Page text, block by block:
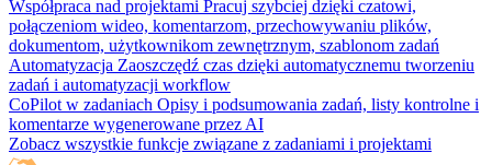
Współpraca nad projektami Pracuj szybciej dzięki czatowi,
połączeniom wideo, komentarzom, przechowywaniu plików,
dokumentom, użytkownikom zewnętrznym, szablonom zadań
Automatyzacja Zaoszczędź czas dzięki automatycznemu tworzeniu
zadań i automatyzacji workflow
CoPilot w zadaniach Opisy i podsumowania zadań, listy kontrolne i
komentarze wygenerowane przez AI
Zobacz wszystkie funkcje związane z zadaniami i projektami